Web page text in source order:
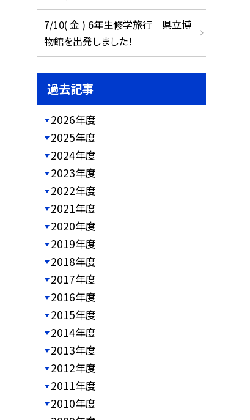
7/10( 金 ) 6年生修学旅行 県立博
物館を出発しました！
過去記事
2026年度
2025年度
2024年度
2023年度
2022年度
2021年度
2020年度
2019年度
2018年度
2017年度
2016年度
2015年度
2014年度
2013年度
2012年度
2011年度
2010年度